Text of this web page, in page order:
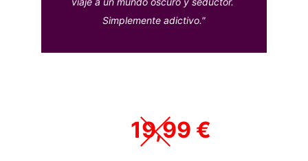
Simplemente adictivo."
19,99 €